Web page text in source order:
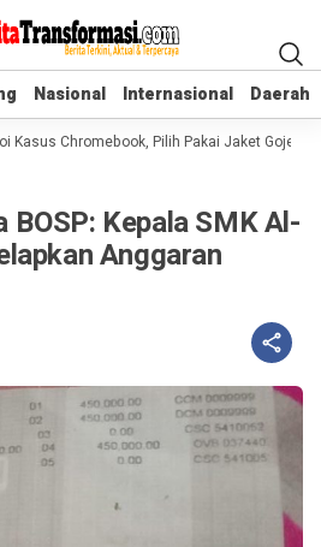
Nasional Internasional Daerah
Nasional Internasional Daerah
Chromebook, Pilih Pakai Jaket Gojek
BOSP: Kepala SMK Al-
Anggaran